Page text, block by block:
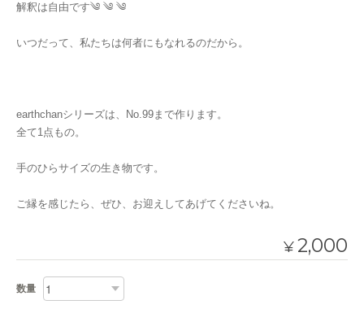
解釈は自由です༄ ༄ ༄
いつだって、私たちは何者にもなれるのだから。
earthchanシリーズは、No.99まで作ります。
全て1点もの。
手のひらサイズの生き物です。
ご縁を感じたら、ぜひ、お迎えしてあげてくださいね。
¥2,000
数量